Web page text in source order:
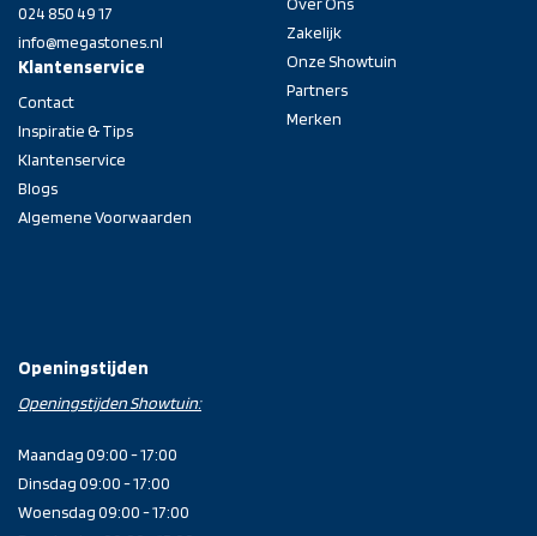
024 850 49 17
info@megastones.nl
Klantenservice
Contact
Inspiratie & Tips
Klantenservice
Blogs
Algemene Voorwaarden
Zakelijk
Onze Showtuin
Partners
Merken
Openingstijden
Openingstijden Showtuin:
Maandag 09:00 - 17:00
Dinsdag 09:00 - 17:00
Woensdag 09:00 - 17:00